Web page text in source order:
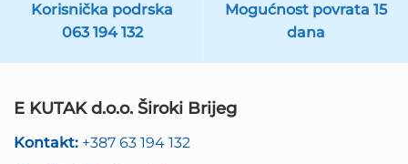
Korisnička podrska
063 194 132
Mogućnost povrata 15
dana
E KUTAK d.o.o. Široki Brijeg
Kontakt: +387 63 194 132